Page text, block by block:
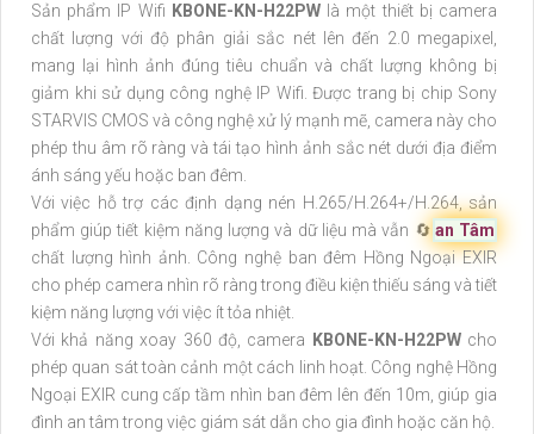
Sản phẩm IP Wifi KBONE-KN-H22PW là một thiết bị camera
chất lượng với độ phân giải sắc nét lên đến 2.0 megapixel,
mang lại hình ảnh đúng tiêu chuẩn và chất lượng không bị
giảm khi sử dụng công nghệ IP Wifi. Được trang bị chip Sony
STARVIS CMOS và công nghệ xử lý mạnh mẽ, camera này cho
phép thu âm rõ ràng và tái tạo hình ảnh sắc nét dưới địa điểm
ánh sáng yếu hoặc ban đêm.
Với việc hỗ trợ các định dạng nén H.265/H.264+/H.264, sản
phẩm giúp tiết kiệm năng lượng và dữ liệu mà vẫn 🔄 an Tâm
chất lượng hình ảnh. Công nghệ ban đêm Hồng Ngoại EXIR
cho phép camera nhìn rõ ràng trong điều kiện thiếu sáng và tiết
kiệm năng lượng với việc ít tỏa nhiệt.
Với khả năng xoay 360 độ, camera
KBONE-KN-H22PW cho
phép quan sát toàn cảnh một cách linh hoạt. Công nghệ Hồng
Ngoại EXIR cung cấp tầm nhìn ban đêm lên đến 10m, giúp gia
đình an tâm trong việc giám sát dẫn cho gia đình hoặc căn hộ.